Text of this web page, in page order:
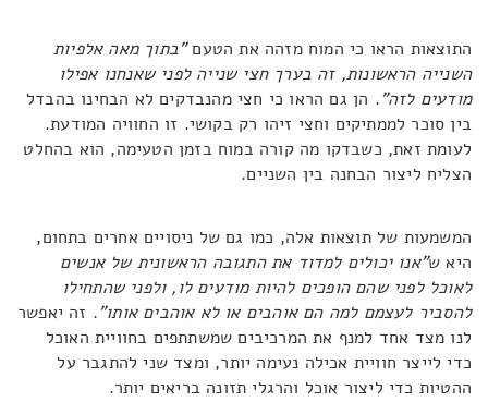
התוצאות הראו כי המוח מזהה את הטעם"בתוך מאה אלפיות
השנייה הראשונות, זה בערך חצי שנייה לפני שאנחנו אפילו
מודעים לזה". הן גם הראו כי חצי מהנבדקים לא הבחינו בהבדל
בין סוכר לממתיקים וחצי זיהו רק בקושי. זו החוויה המודעת.
לעומת זאת, כשבדקו מה קורה במוח בזמן הטעימה, הוא בהחלט
הצליח ליצור הבחנה בין השניים.
המשמעות של תוצאות אלה, כמו גם של ניסויים אחרים בתחום,
היא ש"אנו יכולים למדוד את התגובה הראשונית של אנשים
לאוכל לפני שהם הופכים להיות מודעים לו, ולפני שהתחילו
להסביר לעצמם למה הם אוהבים או לא אוהבים אותו". זה יאפשר
לנו מצד אחד למנף את המרכיבים שמשתתפים בחוויית האוכל
כדי לייצר חוויית אכילה נעימה יותר, ומצד שני להתגבר על
ההטיות כדי ליצור אוכל והרגלי תזונה בריאים יותר.